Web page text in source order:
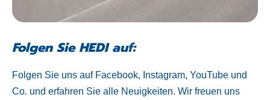
Folgen Sie HEDI auf:
Folgen Sie uns auf Facebook, Instagram, YouTube und
Co. und erfahren Sie alle Neuigkeiten. Wir freuen uns